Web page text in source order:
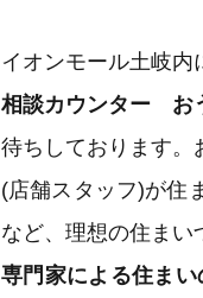
イオンモール土岐内
相談カウンター お
待ちしております。
(店舗スタッフ)が住
など、理想の住まい
専門家による住ま